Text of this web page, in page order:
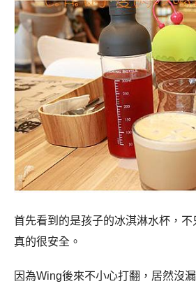
首先看到的是孩子的冰淇淋水杯，不
真的很安全。
因為Wing後來不小心打翻，居然沒